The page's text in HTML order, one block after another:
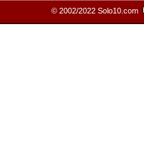
© 2002/2022 Solo10.com